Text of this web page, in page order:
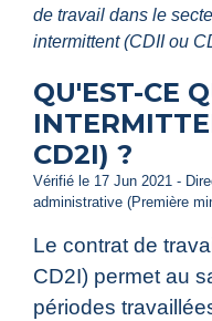
de travail dans le
intermittent (CDII ou
QU'EST-CE
CD2I) ?
Vérifié le 17 Jun 2021 -
administrative (Première
Le contrat de
CD2I) permet au
périodes